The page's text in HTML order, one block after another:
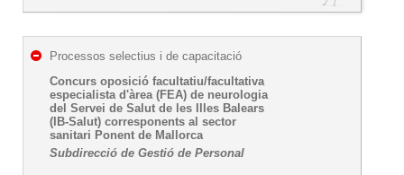
Processos selectius i de capacitació
Concurs oposició facultatiu/facultativa
especialista d'àrea (FEA) de neurologia
del Servei de Salut de les Illes Balears
(IB-Salut) corresponents al sector
sanitari Ponent de Mallorca
Subdirecció de Gestió de Personal